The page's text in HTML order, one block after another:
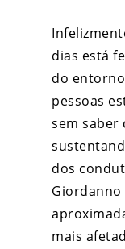
dias está
do
pessoas
sem
dos
mais